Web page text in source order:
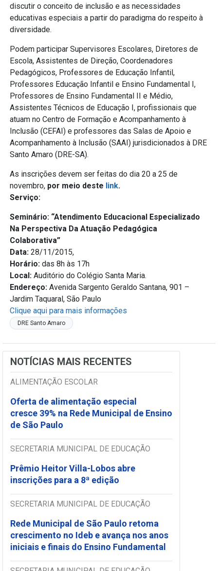
discutir o conceito de inclusão e as necessidades
educativas especiais a partir do paradigma do respeito à
diversidade.
Podem participar Supervisores Escolares, Diretores de
Escola, Assistentes de Direção, Coordenadores
Pedagógicos, Professores de Educação Infantil,
Professores Educação Infantil e Ensino Fundamental I,
Professores de Ensino Fundamental II e Médio,
Assistentes Técnicos de Educação I, profissionais que
atuam no Centro de Formação e Acompanhamento à
Inclusão (CEFAI) e professores das Salas de Apoio e
Acompanhamento à Inclusão (SAAI) jurisdicionados à DRE
Santo Amaro (DRE-SA).
As inscrições devem ser feitas do dia 20 a 25 de
novembro, por meio deste link.
Serviço:
Seminário: “Atendimento Educacional Especializado
Na Perspectiva Da Atuação Pedagógica
Colaborativa”
Data: 28/11/2015,
Horário: das 8h às 17h
Local: Auditório do Colégio Santa Maria.
Endereço: Avenida Sargento Geraldo Santana, 901 –
Jardim Taquaral, São Paulo
Clique aqui para mais informações
DRE Santo Amaro
NOTÍCIAS MAIS RECENTES
ALIMENTAÇÃO ESCOLAR
Oferta de alimentação especial
cresce 39% na Rede Municipal de Ensino
de São Paulo
SECRETARIA MUNICIPAL DE EDUCAÇÃO
Prêmio Heitor Villa-Lobos abre
inscrições para a 8ª edição
SECRETARIA MUNICIPAL DE EDUCAÇÃO
Rede Municipal de São Paulo retoma
crescimento no Ideb e avança nos anos
iniciais e finais do Ensino Fundamental